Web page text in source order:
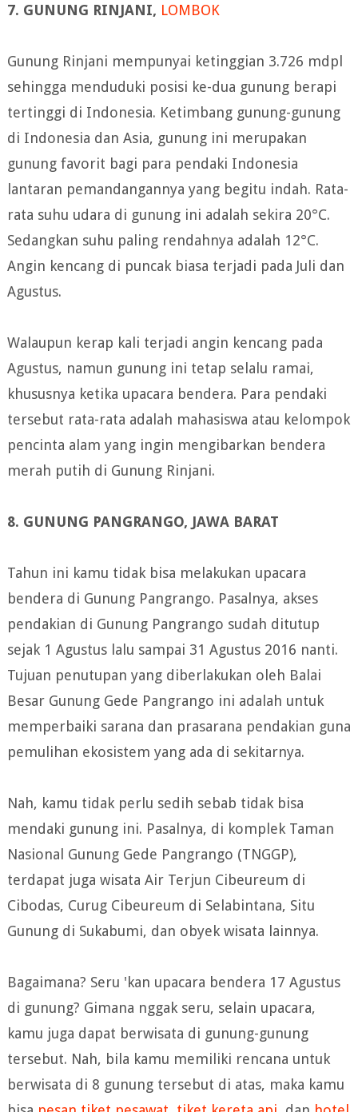
7. GUNUNG RINJANI, LOMBOK
Gunung Rinjani mempunyai ketinggian 3.726 mdpl
sehingga menduduki posisi ke-dua gunung berapi
tertinggi di Indonesia. Ketimbang gunung-gunung
di Indonesia dan Asia, gunung ini merupakan
gunung favorit bagi para pendaki Indonesia
lantaran pemandangannya yang begitu indah. Rata-
rata suhu udara di gunung ini adalah sekira 20°C.
Sedangkan suhu paling rendahnya adalah 12°C.
Angin kencang di puncak biasa terjadi pada Juli dan
Agustus.
Walaupun kerap kali terjadi angin kencang pada
Agustus, namun gunung ini tetap selalu ramai,
khususnya ketika upacara bendera. Para pendaki
tersebut rata-rata adalah mahasiswa atau kelompok
pencinta alam yang ingin mengibarkan bendera
merah putih di Gunung Rinjani.
8. GUNUNG PANGRANGO, JAWA BARAT
Tahun ini kamu tidak bisa melakukan upacara
bendera di Gunung Pangrango. Pasalnya, akses
pendakian di Gunung Pangrango sudah ditutup
sejak 1 Agustus lalu sampai 31 Agustus 2016 nanti.
Tujuan penutupan yang diberlakukan oleh Balai
Besar Gunung Gede Pangrango ini adalah untuk
memperbaiki sarana dan prasarana pendakian guna
pemulihan ekosistem yang ada di sekitarnya.
Nah, kamu tidak perlu sedih sebab tidak bisa
mendaki gunung ini. Pasalnya, di komplek Taman
Nasional Gunung Gede Pangrango (TNGGP),
terdapat juga wisata Air Terjun Cibeureum di
Cibodas, Curug Cibeureum di Selabintana, Situ
Gunung di Sukabumi, dan obyek wisata lainnya.
Bagaimana? Seru 'kan upacara bendera 17 Agustus
di gunung? Gimana nggak seru, selain upacara,
kamu juga dapat berwisata di gunung-gunung
tersebut. Nah, bila kamu memiliki rencana untuk
berwisata di 8 gunung tersebut di atas, maka kamu